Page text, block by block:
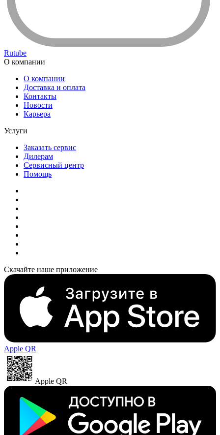
Rutube
О компании
О компании
Доставка и оплата
Контакты
Новости
Карьера
Услуги
Заказать сервис
Дилерам
Сервисный центр
Помощь
Скачайте наше приложение
Apple QR
Apple QR